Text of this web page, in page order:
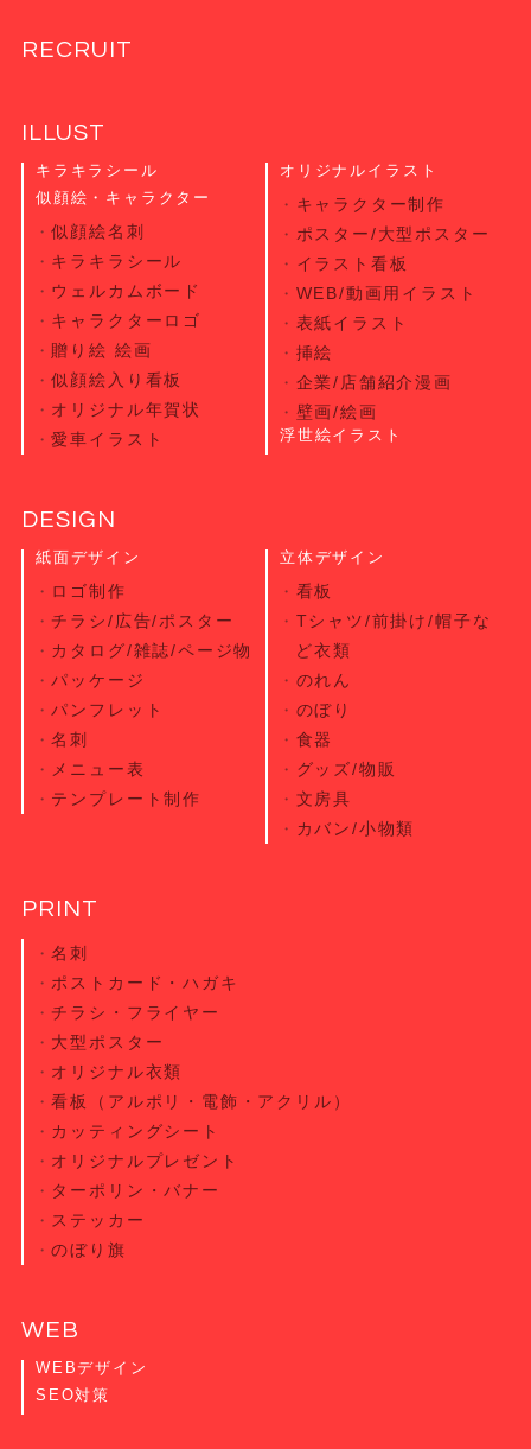
RECRUIT
ILLUST
キラキラシール
似顔絵・キャラクター
似顔絵名刺
キラキラシール
ウェルカムボード
キャラクターロゴ
贈り絵 絵画
似顔絵入り看板
オリジナル年賀状
愛車イラスト
オリジナルイラスト
キャラクター制作
ポスター/大型ポスター
イラスト看板
WEB/動画用イラスト
表紙イラスト
挿絵
企業/店舗紹介漫画
壁画/絵画
浮世絵イラスト
DESIGN
紙面デザイン
ロゴ制作
チラシ/広告/ポスター
カタログ/雑誌/ページ物
パッケージ
パンフレット
名刺
メニュー表
テンプレート制作
立体デザイン
看板
Tシャツ/前掛け/帽子な
ど衣類
のれん
のぼり
食器
グッズ/物販
文房具
カバン/小物類
PRINT
名刺
ポストカード・ハガキ
チラシ・ フライヤー
大型ポスター
オリジナル衣類
看板（アルポリ・電飾・アクリル）
カッティングシート
オリジナルプレゼント
ターポリン・バナー
ステッカー
のぼり旗
WEB
WEBデザイン
SEO対策